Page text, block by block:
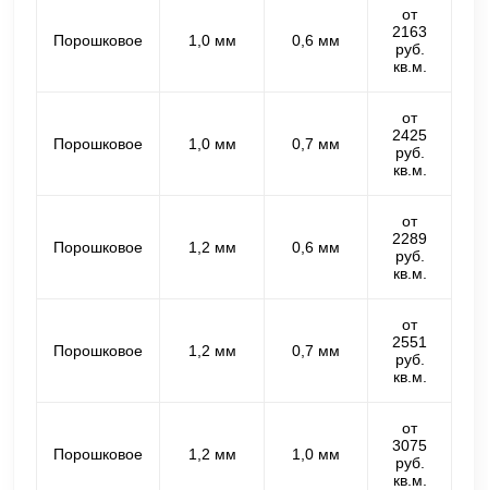
Порошковое 1,0 мм 0,6 мм
от
2163
руб.
кв.м.
Порошковое 1,0 мм 0,7 мм
от
2425
руб.
кв.м.
Порошковое 1,2 мм 0,6 мм
от
2289
руб.
кв.м.
Порошковое 1,2 мм 0,7 мм
от
2551
руб.
кв.м.
Порошковое 1,2 мм 1,0 мм
от
3075
руб.
кв.м.